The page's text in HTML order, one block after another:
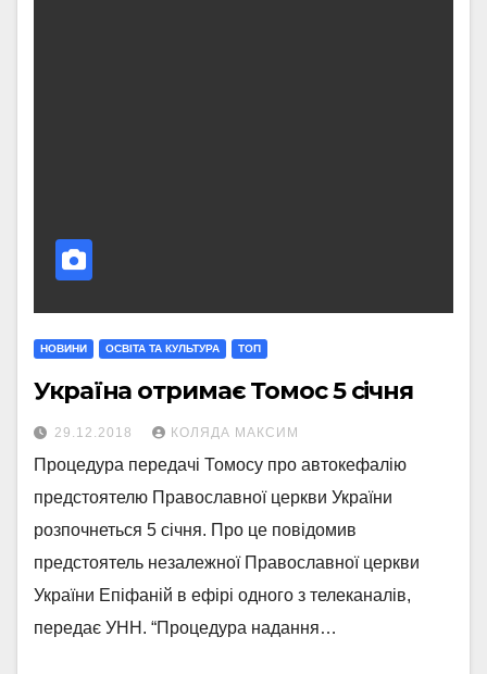
НОВИНИ ОСВІТА ТА КУЛЬТУРА ТОП
Україна отримає Томос 5 січня
29.12.2018 КОЛЯДА МАКСИМ
Процедура передачі Томосу про автокефалію
предстоятелю Православної церкви України
розпочнеться 5 січня. Про це повідомив
предстоятель незалежної Православної церкви
України Епіфаній в ефірі одного з телеканалів,
передає УНН. “Процедура надання…